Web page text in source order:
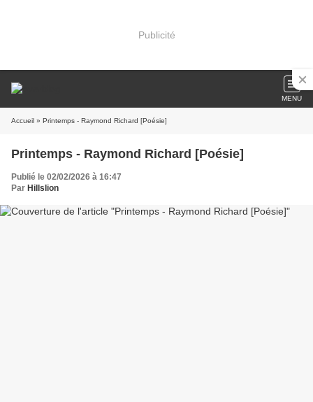
Publicité
MENU
Accueil » Printemps - Raymond Richard [Poésie]
Printemps - Raymond Richard [Poésie]
Publié le 02/02/2026 à 16:47
Par Hillslion